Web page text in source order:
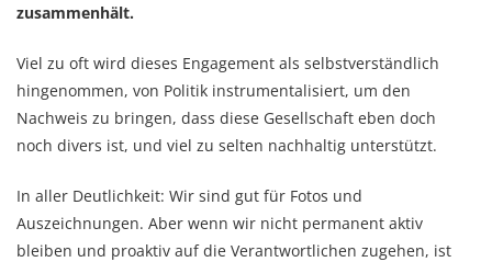
zusammenhält.
Viel zu oft wird dieses Engagement als selbstverständlich
hingenommen, von Politik instrumentalisiert, um den
Nachweis zu bringen, dass diese Gesellschaft eben doch
noch divers ist, und viel zu selten nachhaltig unterstützt.
In aller Deutlichkeit: Wir sind gut für Fotos und
Auszeichnungen. Aber wenn wir nicht permanent aktiv
bleiben und proaktiv auf die Verantwortlichen zugehen, ist